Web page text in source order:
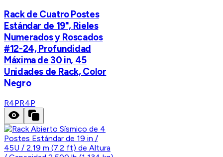
Rack de Cuatro Postes
Estándar de 19", Rieles
Numerados y Roscados
#12-24, Profundidad
Máxima de 30 in, 45
Unidades de Rack, Color
Negro
R4PR4P